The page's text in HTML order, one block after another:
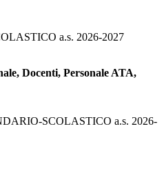
a.s. 2026-2027
Docenti, Personale ATA,
SCOLASTICO a.s. 2026-